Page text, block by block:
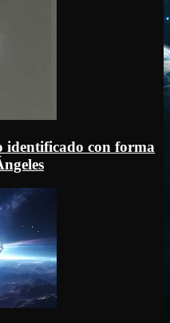
identificado con forma